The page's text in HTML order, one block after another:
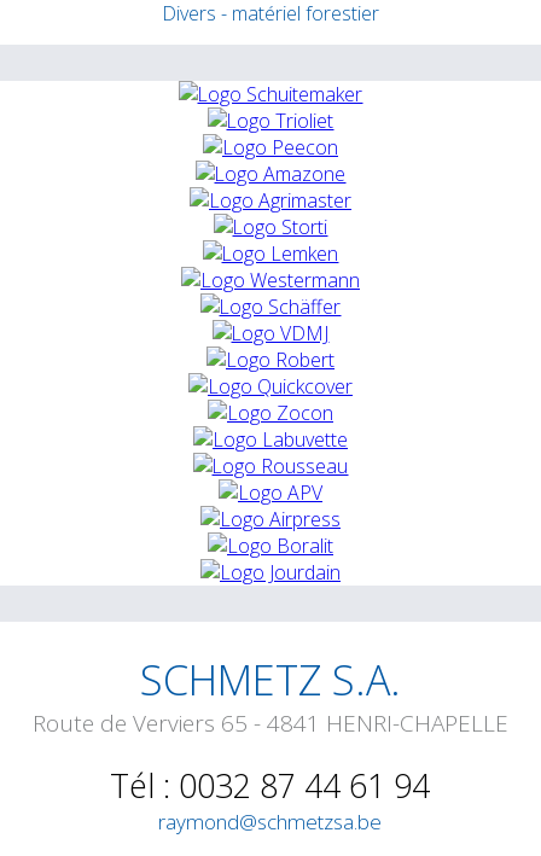
Divers - matériel forestier
SCHMETZ S.A.
Route de Verviers 65 - 4841 HENRI-CHAPELLE
Tél : 0032 87 44 61 94
raymond@schmetzsa.be